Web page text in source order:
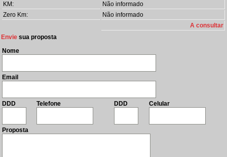
KM:
Não informado
Zero Km:
Não informado
A consultar
Envie sua proposta
Nome
Email
DDD Telefone DDD Celular
Proposta